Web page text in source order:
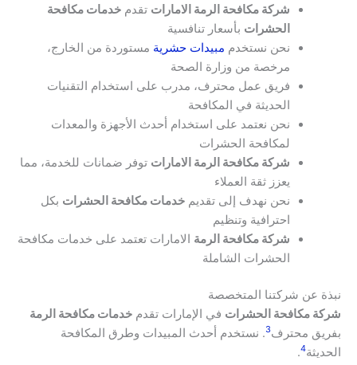
شركة مكافحة الرمة الامارات تقدم خدمات مكافحة
الحشرات بأسعار تنافسية
نحن نستخدم مبيدات حشرية مستوردة من الخارج،
مرخصة من وزارة الصحة
فريق عمل محترف، مدرب على استخدام التقنيات
الحديثة في المكافحة
نحن نعتمد على استخدام أحدث الأجهزة والمعدات
لمكافحة الحشرات
شركة مكافحة الرمة الامارات توفر ضمانات للخدمة، مما
يعزز ثقة العملاء
نحن نهدف إلى تقديم خدمات مكافحة الحشرات بكل
احترافية وتنظيم
شركة مكافحة الرمة الامارات تعتمد على خدمات مكافحة
الحشرات الشاملة
نبذة عن شركتنا المتخصصة
شركة مكافحة الحشرات في الإمارات تقدم خدمات مكافحة الرمة
بفريق محترف3. نستخدم أحدث المبيدات وطرق المكافحة
الحديثة4
.